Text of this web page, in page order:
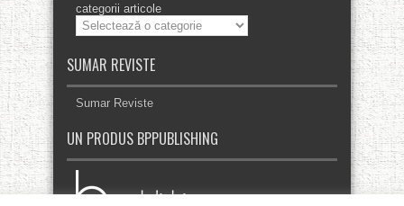
categorii articole
SUMAR REVISTE
Sumar Reviste
UN PRODUS BPPUBLISHING